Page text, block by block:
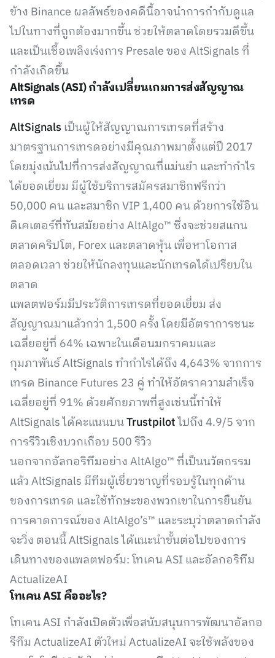
ข้าง Binance ผลลัพธ์ของคดีนี้อาจนำการกำกับดูแล
ไปในทางที่ถูกต้องมากขึ้น ช่วยให้ตลาดโดยรวมดีขึ้น
และเป็นเชื้อเพลิงเร่งการ Presale ของ AltSignals ที่
กำลังเกิดขึ้น
AltSignals (ASI) กำลังเปลี่ยนเกมการส่งสัญญาณ
เทรด
AltSignals เป็นผู้ให้สัญญาณการเทรดที่สร้าง
มาตรฐานการเทรดอย่างมีคุณภาพมาตั้งแต่ปี 2017
โดยมุ่งเน้นไปที่การส่งสัญญาณที่แม่นยำ และทำกำไร
ได้ยอดเยี่ยม มีผู้ใช้บริการสมัครสมาชิกฟรีกว่า
50,000 คน และสมาชิก VIP 1,400 คน ด้วยการใช้อิน
ดิเคเตอร์ที่ทันสมัยอย่าง AltAlgo™ ซึ่งจะช่วยสแกน
ตลาดคริปโต, Forex และตลาดหุ้น เพื่อหาโอกาส
ตลอดเวลา ช่วยให้นักลงทุนและนักเทรดได้เปรียบใน
ตลาด
แพลตฟอร์มมีประวัติการเทรดที่ยอดเยี่ยม ส่ง
สัญญาณมาแล้วกว่า 1,500 ครั้ง โดยมีอัตราการชนะ
เฉลี่ยอยู่ที่ 64% เฉพาะในเดือนมกราคมและ
กุมภาพันธ์ AltSignals ทำกำไรได้ถึง 4,643% จากการ
เทรด Binance Futures 23 คู่ ทำให้อัตราความสำเร็จ
เฉลี่ยอยู่ที่ 91% ด้วยศักยภาพที่สูงเช่นนี้ทำให้
AltSignals ได้คะแนนบนTrustpilotไปถึง 4.9/5 จาก
การรีวิวเชิงบวกเกือบ 500 รีวิว
นอกจากอัลกอริทึมอย่าง AltAlgo™ ที่เป็นนวัตกรรม
แล้ว AltSignals มีทีมผู้เชี่ยวชาญที่รอบรู้ในทุกด้าน
ของการเทรด และใช้ทักษะของพวกเขาในการยืนยัน
การคาดการณ์ของ AltAlgo’s™ และระบุว่าตลาดกำลัง
จะวิ่ง ตอนนี้ AltSignals ได้แนะนำขั้นต่อไปของการ
เดินทางของแพลตฟอร์ม: โทเคน ASI และอัลกอริทึม
ActualizeAI
โทเคน ASI คืออะไร?
โทเคน ASI กำลังเปิดตัวเพื่อสนับสนุนการพัฒนาอัลกอ
รืทึม ActualizeAI ตัวใหม่ ActualizeAI จะใช้พลังของ